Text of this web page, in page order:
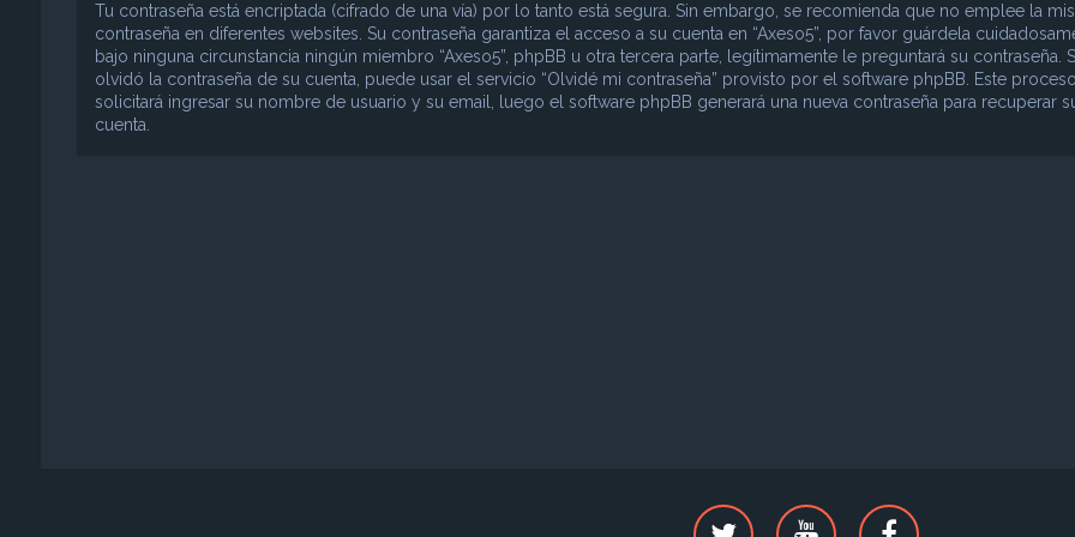
Tu contraseña está encriptada (cifrado de una vía) por lo tanto está segura. Sin embargo, se recomienda que no emplee la
contraseña en diferentes websites. Su contraseña garantiza el acceso a su cuenta en “Axeso5”, por favor guárdela
bajo ninguna circunstancia ningún miembro “Axeso5”, phpBB u otra tercera parte, legítimamente le preguntará su contraseña.
olvidó la contraseña de su cuenta, puede usar el servicio “Olvidé mi contraseña” provisto por el software phpBB. Este
solicitará ingresar su nombre de usuario y su email, luego el software phpBB generará una nueva contraseña para recuperar
cuenta.